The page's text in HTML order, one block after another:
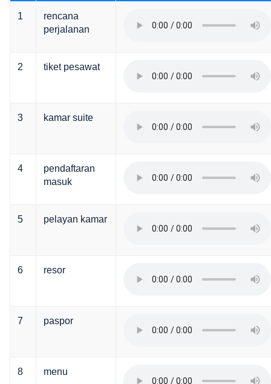
1
rencana
perjalanan
2 tiket pesawat
3 kamar suite
4
pendaftaran
masuk
5 pelayan kamar
6 resor
7 paspor
8 menu